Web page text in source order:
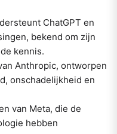
ChatGPT en
bekend om zijn
kennis.
Anthropic, ontworpen
onschadelijkheid en
van Meta, die de
hebben